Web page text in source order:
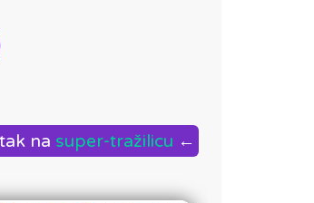
na super-tražilicu ←